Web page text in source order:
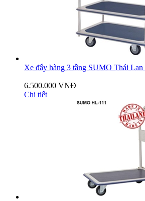
Xe đẩy hàng 3 tầng SUMO Thái
6.500.000 VNĐ
Chi tiết